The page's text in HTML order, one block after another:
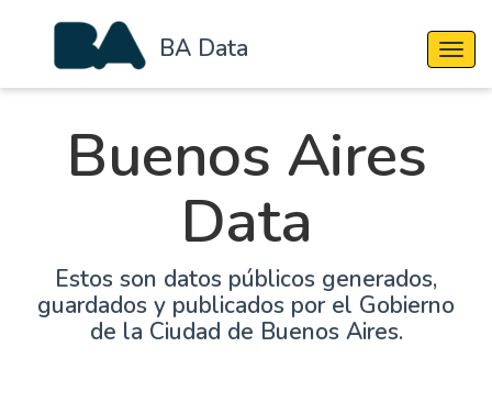
BA Data
Buenos Aires
Data
Estos son datos públicos generados,
guardados y publicados por el Gobierno
de la Ciudad de Buenos Aires.